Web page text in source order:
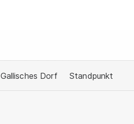
Gallisches Dorf Standpunkt